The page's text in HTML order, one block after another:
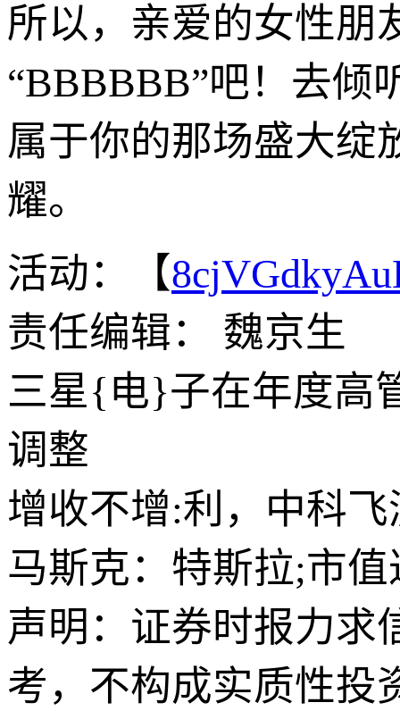
所以，亲爱的女性朋
“BBBBBB”吧！去倾
属于你的那场盛大绽
耀。
活动：【
责任编辑： 魏京生
三星{电}子在年度高
调整
增收不增:利，中科
马斯克：特斯拉;市
声明：证券时报力求
考，不构成实质性投